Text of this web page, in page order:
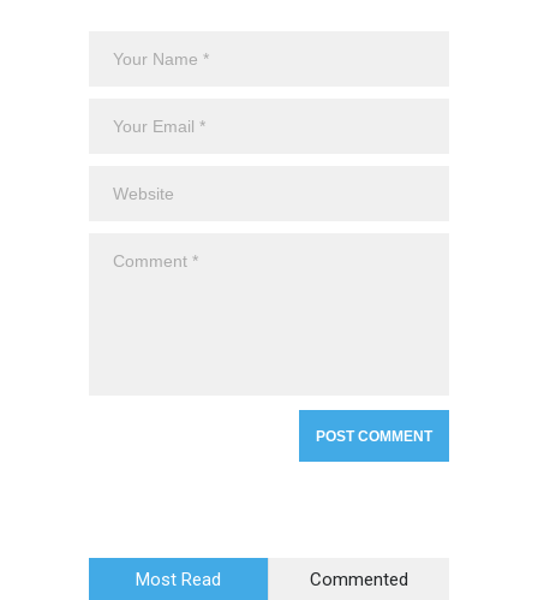
Most Read Commented